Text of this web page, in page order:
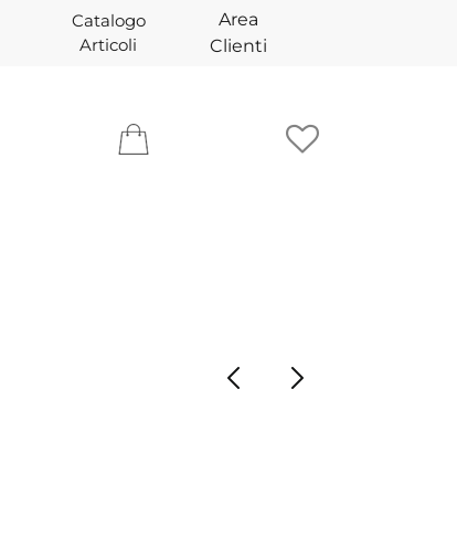
Catalogo
Articoli
Area
Clienti